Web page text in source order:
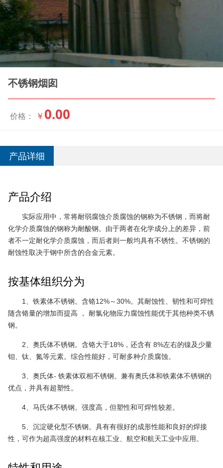
不锈钢烟囱
价格： ￥ 0.00
产品详细
产品介绍
实际应用中，常将耐弱腐蚀介质腐蚀的钢称为不锈钢，而将耐
化学介质腐蚀的钢称为耐酸钢。由于两者在化学成分上的差异，前
者不一定耐化学介质腐蚀，而后者则一般均具有不锈性。不锈钢的
耐蚀性取决于钢中所含的合金元素。
按基体组织分为
1、铁素体不锈钢。含铬12%～30%。其耐蚀性、韧性和可焊性
随含铬量的增加而提高 ， 耐氯化物应力腐蚀性能优于其他种类不锈
钢。
2、奥氏体不锈钢。含铬大于18%，还含有 8%左右的镍及少量
钼、钛、氮等元素。综合性能好，可耐多种介质腐蚀。
3、奥氏体- 铁素体双相不锈钢。兼有奥氏体和铁素体不锈钢的
优点，并具有超塑性。
4、马氏体不锈钢。强度高，但塑性和可焊性较差。
5、沉淀硬化型不锈钢。具有有很好的成形性能和良好的焊接
性，可作为超高强度的材料在核工业、航空和航天工业中应用。